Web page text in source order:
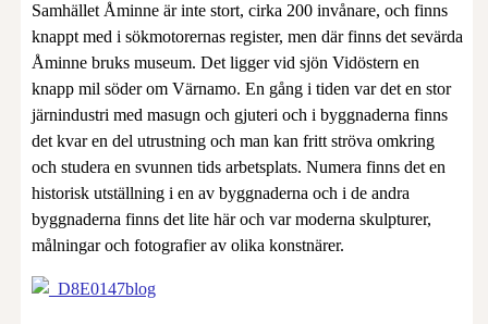
Samhället Åminne är inte stort, cirka 200 invånare, och finns
knappt med i sökmotorernas register, men där finns det sevärda
Åminne bruks museum. Det ligger vid sjön Vidöstern en
knapp mil söder om Värnamo. En gång i tiden var det en stor
järnindustri med masugn och gjuteri och i byggnaderna finns
det kvar en del utrustning och man kan fritt ströva omkring
och studera en svunnen tids arbetsplats. Numera finns det en
historisk utställning i en av byggnaderna och i de andra
byggnaderna finns det lite här och var moderna skulpturer,
målningar och fotografier av olika konstnärer.